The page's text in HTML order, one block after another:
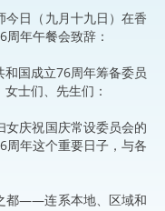
日（九月十九日）在香
年午餐会致辞：
国成立76周年筹备委员
士们、先生们：
庆祝国庆常设委员会的
周年这个重要日子，与各
都——连系本地、区域和